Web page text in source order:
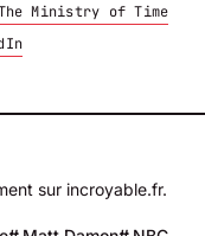
Ministry of Time
sur incroyable.fr.